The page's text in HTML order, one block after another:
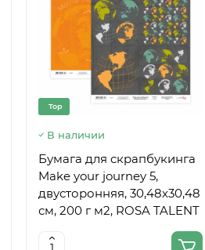
Top
В наличии
Бумага для скрапбукинга
Make your journey 5,
двусторонняя, 30,48х30,48
см, 200 г м2, ROSA TALENT